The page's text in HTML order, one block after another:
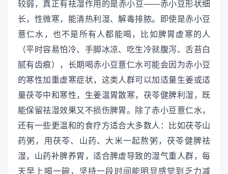
较弱，真正有祛湿作用的是赤小豆——赤小豆形状细
长，性微寒，能清热利湿、解毒排脓。即使是赤小豆
薏仁水，也不是所有人都能喝，比如脾胃虚寒的人
（平时容易怕冷、手脚冰凉、吃生冷就腹泻、舌苔白
腻有齿痕），长期喝赤小豆薏仁水可能会因为赤小豆
的寒性加重虚寒症状，这类人群可以加适量生姜或适
量茯苓中和寒性，生姜温胃散寒，茯苓健脾利湿，既
能保留祛湿效果又不损伤脾胃。除了赤小豆薏仁水，
还有一些更温和的食疗方适合大多数人：比如茯苓山
药粥，用茯苓、山药、大米一起熬粥，茯苓健脾祛
湿，山药补脾养胃，适合脾虚导致的湿气重人群，每
天早上喝一碗，坚持一段时间能明显感觉到乏力减